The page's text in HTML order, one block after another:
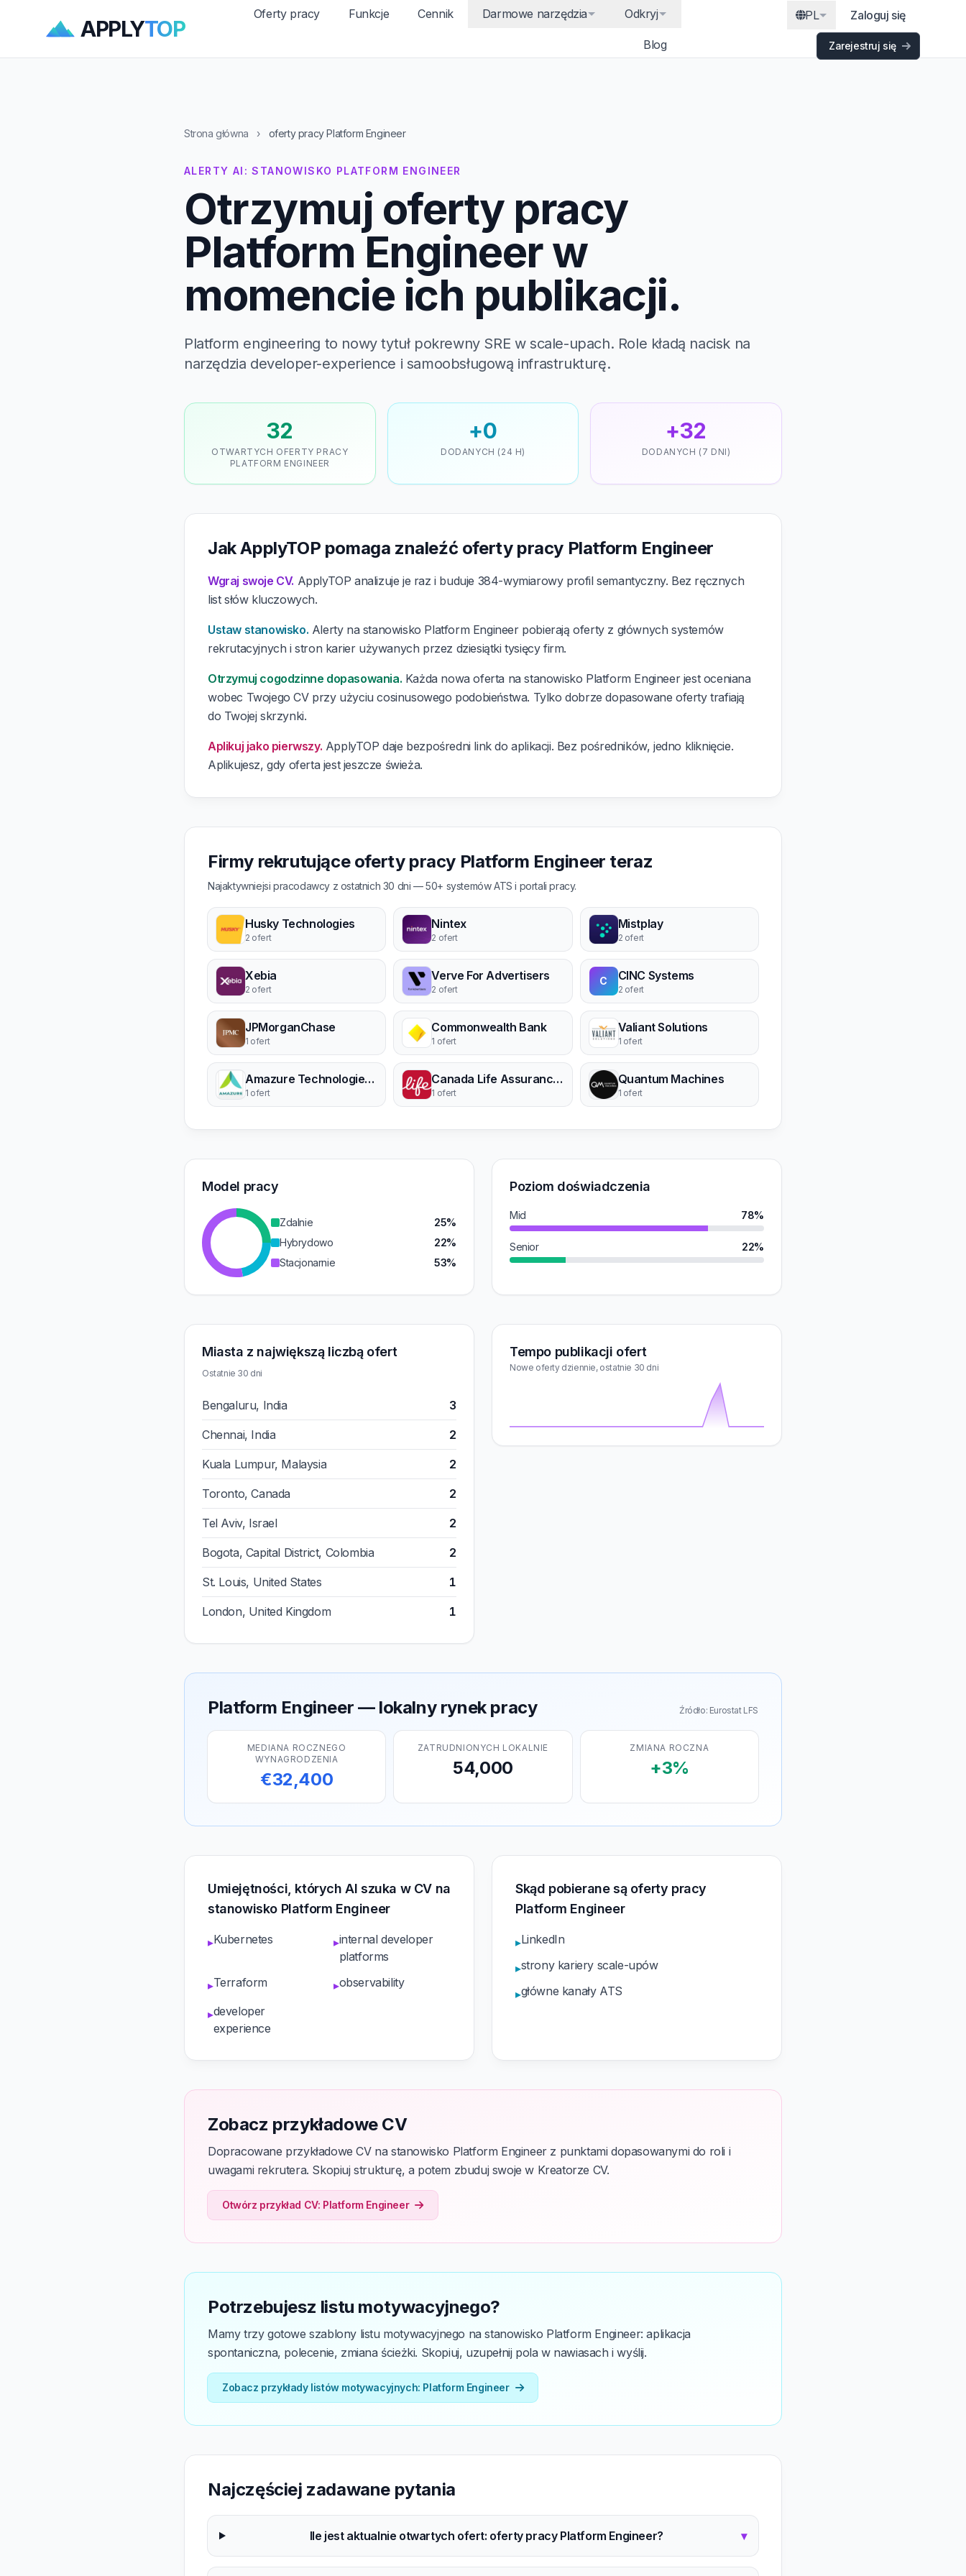
APPLYTOP
Oferty pracy Funkcje Cennik Darmowe narzędzia Odkryj
Blog
PL Zaloguj się
Zarejestruj się
Strona główna › oferty pracy Platform Engineer
ALERTY AI: STANOWISKO PLATFORM ENGINEER
Otrzymuj oferty pracy
Platform Engineer w
momencie ich publikacji.
Platform engineering to nowy tytuł pokrewny SRE w scale-upach. Role kładą nacisk na
narzędzia developer-experience i samoobsługową infrastrukturę.
32
OTWARTYCH OFERTY PRACY
PLATFORM ENGINEER
+0
DODANYCH (24 H)
+32
DODANYCH (7 DNI)
Jak ApplyTOP pomaga znaleźć oferty pracy Platform Engineer
Wgraj swoje CV. ApplyTOP analizuje je raz i buduje 384-wymiarowy profil semantyczny. Bez ręcznych
list słów kluczowych.
Ustaw stanowisko. Alerty na stanowisko Platform Engineer pobierają oferty z głównych systemów
rekrutacyjnych i stron karier używanych przez dziesiątki tysięcy firm.
Otrzymuj cogodzinne dopasowania. Każda nowa oferta na stanowisko Platform Engineer jest oceniana
wobec Twojego CV przy użyciu cosinusowego podobieństwa. Tylko dobrze dopasowane oferty trafiają
do Twojej skrzynki.
Aplikuj jako pierwszy. ApplyTOP daje bezpośredni link do aplikacji. Bez pośredników, jedno kliknięcie.
Aplikujesz, gdy oferta jest jeszcze świeża.
Firmy rekrutujące oferty pracy Platform Engineer teraz
Najaktywniejsi pracodawcy z ostatnich 30 dni — 50+ systemów ATS i portali pracy.
Husky Technologies
2 ofert
Nintex
2 ofert
Mistplay
2 ofert
Xebia
2 ofert
Verve For Advertisers
2 ofert
C CINC Systems
2 ofert
JPMorganChase
1 ofert
Commonwealth Bank
1 ofert
Valiant Solutions
1 ofert
Amazure Technologies Pvt Ltd
1 ofert
Canada Life Assurance Europe plc
1 ofert
Quantum Machines
1 ofert
Model pracy
Zdalnie
25%
Hybrydowo
22%
Stacjonarnie
53%
Poziom doświadczenia
Mid 78%
Senior 22%
Miasta z największą liczbą ofert
Ostatnie 30 dni
Bengaluru, India 3
Chennai, India 2
Kuala Lumpur, Malaysia 2
Toronto, Canada 2
Tel Aviv, Israel 2
Bogota, Capital District, Colombia 2
St. Louis, United States 1
London, United Kingdom 1
Tempo publikacji ofert
Nowe oferty dziennie, ostatnie 30 dni
Platform Engineer — lokalny rynek pracy Źródło: Eurostat LFS
MEDIANA ROCZNEGO
WYNAGRODZENIA
€32,400
ZATRUDNIONYCH LOKALNIE
54,000
ZMIANA ROCZNA
+3%
Umiejętności, których AI szuka w CV na
stanowisko Platform Engineer
▸Kubernetes ▸internal developer
platforms
▸Terraform ▸observability
▸developer
experience
Skąd pobierane są oferty pracy
Platform Engineer
▸LinkedIn
▸strony kariery scale-upów
▸główne kanały ATS
Zobacz przykładowe CV
Dopracowane przykładowe CV na stanowisko Platform Engineer z punktami dopasowanymi do roli i
uwagami rekrutera. Skopiuj strukturę, a potem zbuduj swoje w Kreatorze CV.
Otwórz przykład CV: Platform Engineer
Potrzebujesz listu motywacyjnego?
Mamy trzy gotowe szablony listu motywacyjnego na stanowisko Platform Engineer: aplikacja
spontaniczna, polecenie, zmiana ścieżki. Skopiuj, uzupełnij pola w nawiasach i wyślij.
Zobacz przykłady listów motywacyjnych: Platform Engineer
Najczęściej zadawane pytania
Ile jest aktualnie otwartych ofert: oferty pracy Platform Engineer? ▾